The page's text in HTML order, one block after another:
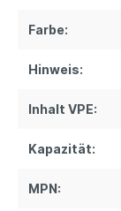
Farbe:
Hinweis:
Inhalt VPE:
Kapazität:
MPN: